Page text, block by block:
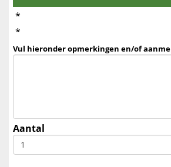
*
*
Vul hieronder opmerkingen en/of
Aantal